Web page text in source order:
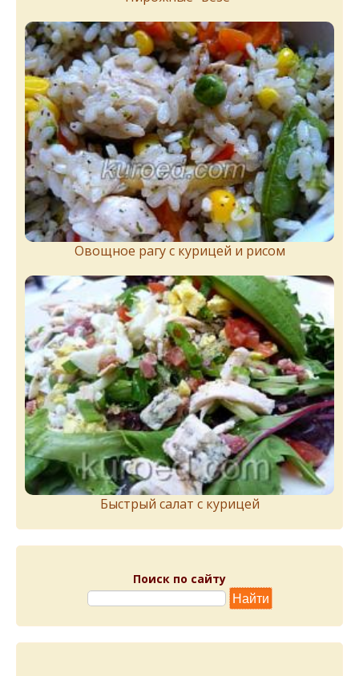
Овощное рагу с курицей и рисом
Быстрый салат с курицей
Поиск по сайту